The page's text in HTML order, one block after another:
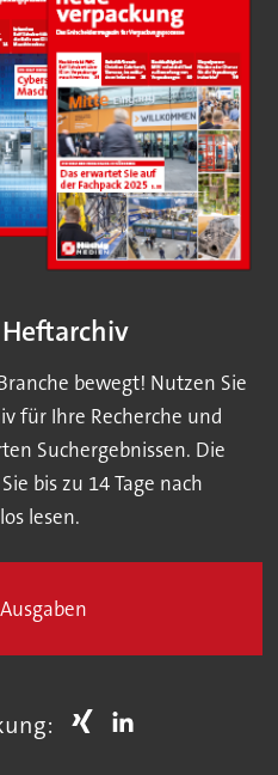
bewegt! Nutzen Sie
für Ihre Recherche und
Suchergebnissen. Die
bis zu 14 Tage nach
lesen.